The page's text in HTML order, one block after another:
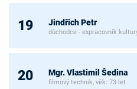
19 Jindřich Petr
důchodce - expracovník
20 Mgr. Vlastimil Šedina
filmový technik, věk: 73 let